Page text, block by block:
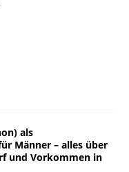
als
Männer – alles über
und Vorkommen in